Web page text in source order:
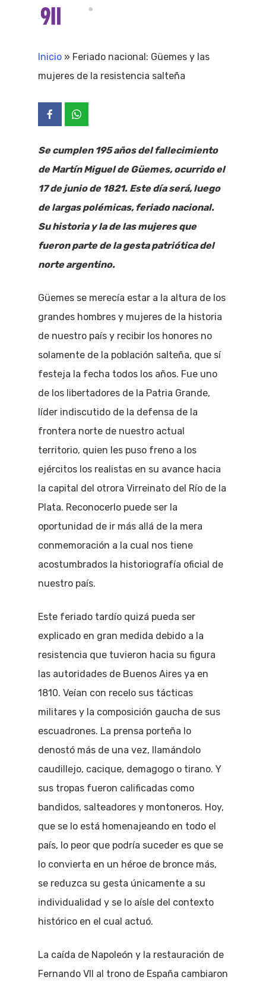
Inicio » Feriado nacional: Güemes y las
mujeres de la resistencia salteña
Se cumplen 195 años del fallecimiento
de Martín Miguel de Güemes, ocurrido el
17 de junio de 1821. Este día será, luego
de largas polémicas, feriado nacional.
Su historia y la de las mujeres que
fueron parte de la gesta patriótica del
norte argentino.
Güemes se merecía estar a la altura de los
grandes hombres y mujeres de la historia
de nuestro país y recibir los honores no
solamente de la población salteña, que sí
festeja la fecha todos los años. Fue uno
de los libertadores de la Patria Grande,
líder indiscutido de la defensa de la
frontera norte de nuestro actual
territorio, quien les puso freno a los
ejércitos los realistas en su avance hacia
la capital del otrora Virreinato del Río de la
Plata. Reconocerlo puede ser la
oportunidad de ir más allá de la mera
conmemoración a la cual nos tiene
acostumbrados la historiografía oficial de
nuestro país.
Este feriado tardío quizá pueda ser
explicado en gran medida debido a la
resistencia que tuvieron hacia su figura
las autoridades de Buenos Aires ya en
1810. Veían con recelo sus tácticas
militares y la composición gaucha de sus
escuadrones. La prensa porteña lo
denostó más de una vez, llamándolo
caudillejo, cacique, demagogo o tirano. Y
sus tropas fueron calificadas como
bandidos, salteadores y montoneros. Hoy,
que se lo está homenajeando en todo el
país, lo peor que podría suceder es que se
lo convierta en un héroe de bronce más,
se reduzca su gesta únicamente a su
individualidad y se lo aísle del contexto
histórico en el cual actuó.
La caída de Napoleón y la restauración de
Fernando VII al trono de España cambiaron